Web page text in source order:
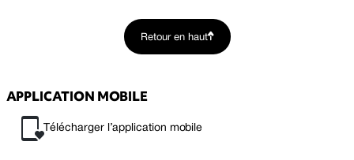
Retour en haut
APPLICATION MOBILE
Télécharger l’application mobile